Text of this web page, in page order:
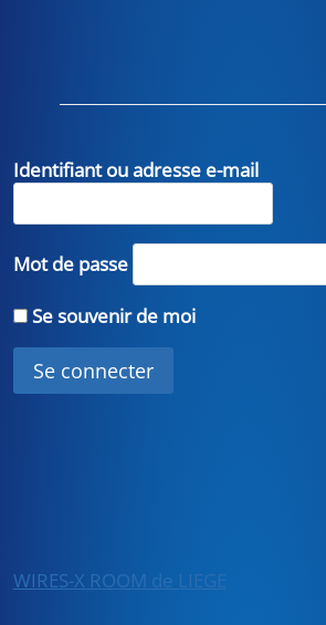
Identifiant ou adresse e-mail
Mot de passe
Se souvenir de moi
WIRES-X ROOM de LIEGE